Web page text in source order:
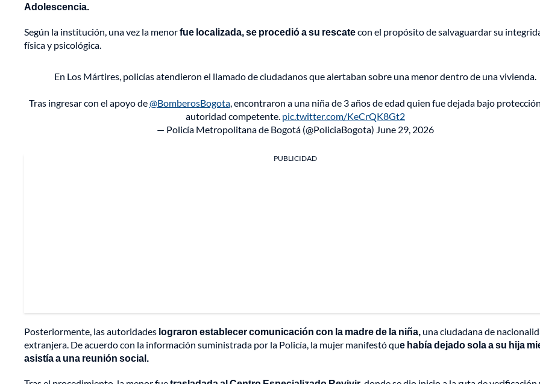
Adolescencia.
Según la institución, una vez la menorfue localizada, se procedió a su rescatecon el propósito de salvaguardar su
física y psicológica.
En Los Mártires, policías atendieron el llamado de ciudadanos que alertaban sobre una menor dentro de una vivienda.
Tras ingresar con el apoyo de@BomberosBogota, encontraron a una niña de 3 años de edad quien fue dejada bajo
autoridad competente. pic.twitter.com/KeCrQK8Gt2
— Policía Metropolitana de Bogotá (@PoliciaBogota) June 29, 2026
PUBLICIDAD
Posteriormente, las autoridades lograron establecer comunicación con la madre de la niña, una ciudadana de
extranjera. De acuerdo con la información suministrada por la Policía, la mujer manifestó que había dejado sola a su hija
asistía a una reunión social.